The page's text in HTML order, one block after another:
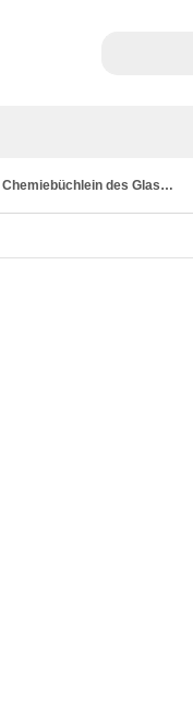
Chemiebüchlein des Glasschmelzers